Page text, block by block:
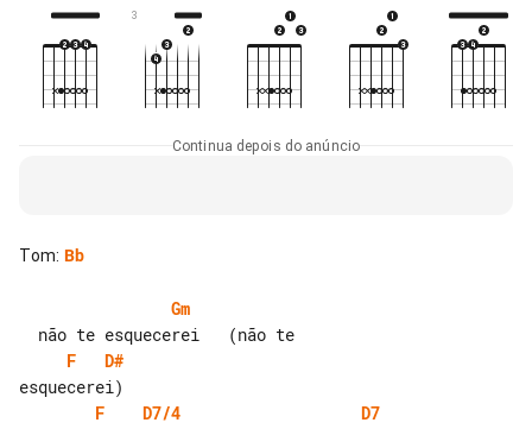
3
Continua depois do anúncio
Tom: Bb
Gm
F
D#
F
D7/4
D7